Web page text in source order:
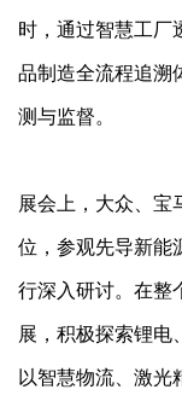
时，通过智慧工厂
品制造全流程追溯
测与监督。
展会上，大众、宝
位，参观先导新能
行深入研讨。在整
展，积极探索锂电
以智慧物流、激光